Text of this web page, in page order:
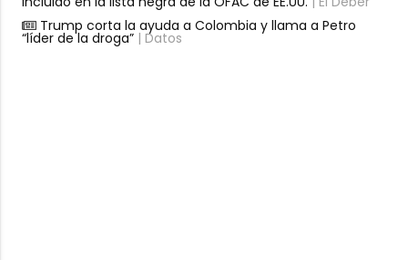
Trump corta la ayuda a Colombia y llama a Petro
“líder de la droga”| Datos